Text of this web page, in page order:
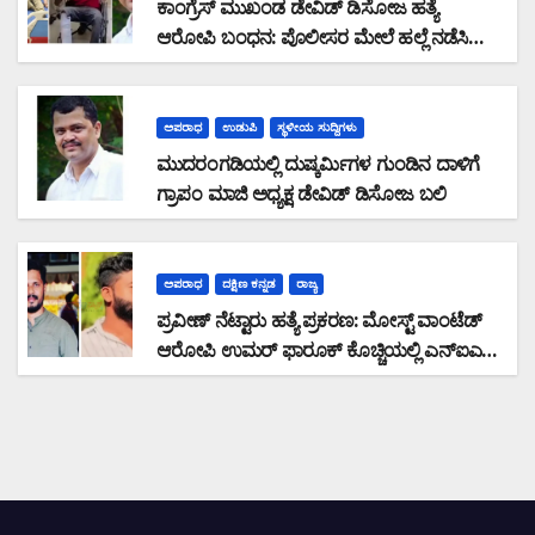
ಕಾಂಗ್ರೆಸ್ ಮುಖಂಡ ಡೇವಿಡ್ ಡಿಸೋಜ ಹತ್ಯೆ
ಆರೋಪಿ ಬಂಧನ: ಪೊಲೀಸರ ಮೇಲೆ ಹಲ್ಲೆ ನಡೆಸಿ
ಪರಾರಿಯಾಗುತ್ತಿದ್ದ ಆರೋಪಿ ಕಾಲಿಗೆ ಫೈರಿಂಗ್
ಅಪರಾಧ ಉಡುಪಿ ಸ್ಥಳೀಯ ಸುದ್ದಿಗಳು
ಮುದರಂಗಡಿಯಲ್ಲಿ ದುಷ್ಕರ್ಮಿಗಳ ಗುಂಡಿನ ದಾಳಿಗೆ
ಗ್ರಾಪಂ ಮಾಜಿ ಅಧ್ಯಕ್ಷ ಡೇವಿಡ್ ಡಿಸೋಜ ಬಲಿ
ಅಪರಾಧ ದಕ್ಷಿಣ ಕನ್ನಡ ರಾಜ್ಯ
ಪ್ರವೀಣ್ ನೆಟ್ಟಾರು ಹತ್ಯೆ ಪ್ರಕರಣ: ಮೋಸ್ಟ್ ವಾಂಟೆಡ್
ಆರೋಪಿ ಉಮರ್ ಫಾರೂಕ್ ಕೊಚ್ಚಿಯಲ್ಲಿ ಎನ್‌ಐಎ
ವಶಕ್ಕೆ